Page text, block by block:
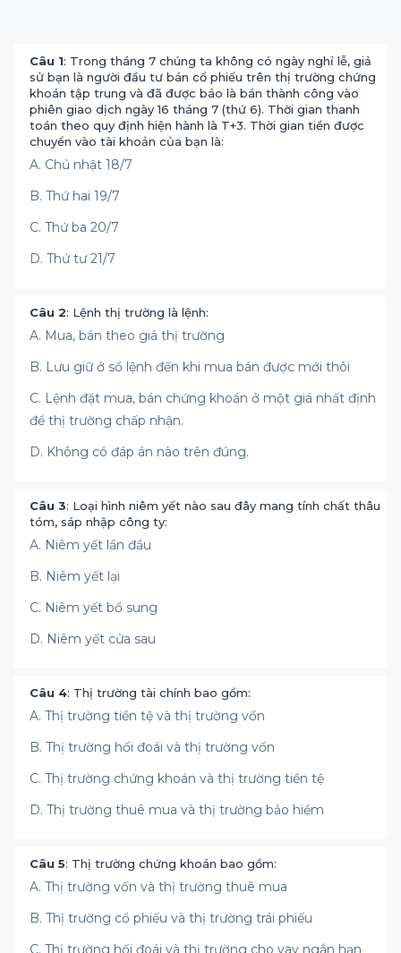
Câu 1: Trong tháng 7 chúng ta không có ngày nghỉ lễ, giả
sử bạn là người đầu tư bán cổ phiếu trên thị trường chứng
khoán tập trung và đã được báo là bán thành công vào
phiên giao dịch ngày 16 tháng 7 (thứ 6). Thời gian thanh
toán theo quy định hiện hành là T+3. Thời gian tiền được
chuyển vào tài khoản của bạn là:
A. Chủ nhật 18/7
B. Thứ hai 19/7
C. Thứ ba 20/7
D. Thứ tư 21/7
Câu 2: Lệnh thị trường là lệnh:
A. Mua, bán theo giá thị trường
B. Lưu giữ ở sổ lệnh đến khi mua bán được mới thôi
C. Lệnh đặt mua, bán chứng khoán ở một giá nhất định
để thị trường chấp nhận.
D. Không có đáp án nào trên đúng.
Câu 3: Loại hình niêm yết nào sau đây mang tính chất thâu
tóm, sáp nhập công ty:
A. Niêm yết lần đầu
B. Niêm yết lại
C. Niêm yết bổ sung
D. Niêm yết cửa sau
Câu 4: Thị trường tài chính bao gồm:
A. Thị trường tiền tệ và thị trường vốn
B. Thị trường hối đoái và thị trường vốn
C. Thị trường chứng khoán và thị trường tiền tệ
D. Thị trường thuê mua và thị trường bảo hiểm
Câu 5: Thị trường chứng khoán bao gồm:
A. Thị trường vốn và thị trường thuê mua
B. Thị trường cổ phiếu và thị trường trái phiếu
C. Thị trường hối đoái và thị trường cho vay ngắn hạn